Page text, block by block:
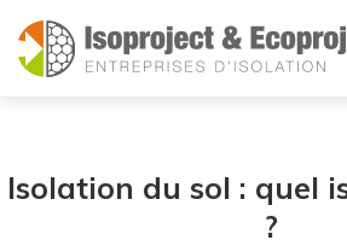
Isolation du sol : quel
?